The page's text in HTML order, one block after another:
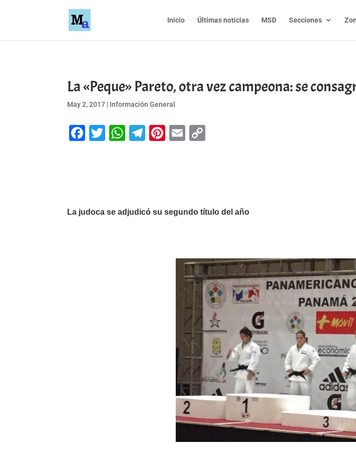
Inicio Últimas noticias MSD Secciones
La «Peque» Pareto, otra vez campeona: se
May 2, 2017 | Información General
Facebook
Twitter
WhatsApp
Telegram
Pinterest
Email
La judoca se adjudicó su segundo título del año